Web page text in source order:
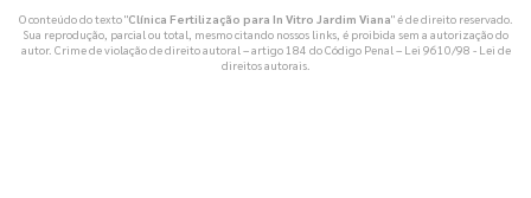
O conteúdo do texto "Clínica Fertilização para In Vitro Jardim Viana" é de direito reservado.
Sua reprodução, parcial ou total, mesmo citando nossos links, é proibida sem a autorização do
autor. Crime de violação de direito autoral – artigo 184 do Código Penal – Lei 9610/98 - Lei de
direitos autorais.